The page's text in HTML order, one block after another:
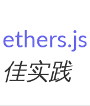
佳实践